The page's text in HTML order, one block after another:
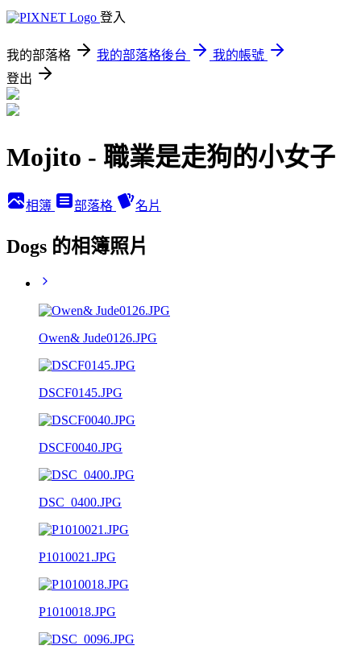
登入
我的部落格 我的部落格後台
我的帳號
登出
Mojito - 職業是走狗的小女子
相簿 部落格 名片
Dogs 的相簿照片
Owen& Jude0126.JPG
DSCF0145.JPG
DSCF0040.JPG
DSC_0400.JPG
P1010021.JPG
P1010018.JPG